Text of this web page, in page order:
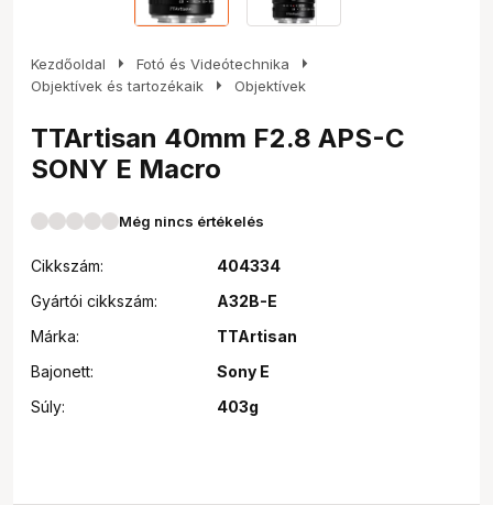
Kezdőoldal arrow_right Fotó és Videótechnika arrow_right
Objektívek és tartozékaik arrow_right Objektívek
TTArtisan 40mm F2.8 APS-C
SONY E Macro
Még nincs értékelés
Cikkszám:
404334
Gyártói cikkszám:
A32B-E
Márka:
TTArtisan
Bajonett:
Sony E
Súly:
403g